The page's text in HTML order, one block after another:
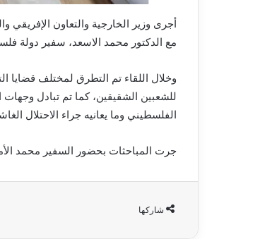
أجرى وزير الخارجية والتعاون الإفريقي
مع الدكتور محمد الاسعد، سفير دولة
وخلال اللقاء تم التطرق لمختلف قضايا
للشعبين الشقيقين، كما تم تبادل
الفلسطيني وما يعانيه جراء الاحتلال
جرت المباحثات بحضور السفير محمد
شاركها